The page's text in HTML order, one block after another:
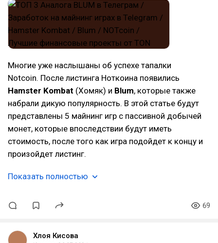
Многие уже наслышаны об успехе тапалки
Notcoin. После листинга Ноткоина появились
Hamster Kombat (Хомяк) и Blum, которые также
набрали дикую популярность. В этой статье будут
представлены 5 майнинг игр с пассивной добычей
монет, которые впоследствии будут иметь
стоимость, после того как игра подойдет к концу и
произойдет листинг.
Показать полностью
69
Хлоя Кисова